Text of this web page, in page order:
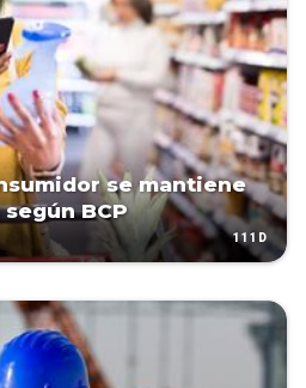
se mantiene
BCP
111D